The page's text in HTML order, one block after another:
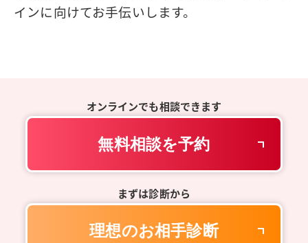
インに向けてお手伝いします。
オンラインでも相談できます
無料相談を予約
まずは診断から
理想のお相手診断